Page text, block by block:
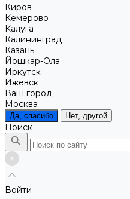
Киров
Кемерово
Калуга
Калининград
Казань
Йошкар-Ола
Иркутск
Ижевск
Ваш город
Москва
Да, спасибо Нет, другой
Поиск
Войти